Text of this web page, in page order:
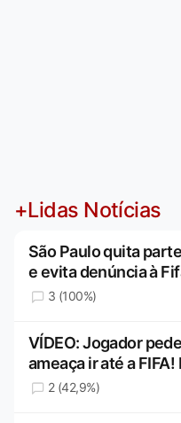
+Lidas Notícias
São Paulo quita
e evita denúncia à
3 (100%)
VÍDEO: Jogador
ameaça ir até a
2 (42,9%)